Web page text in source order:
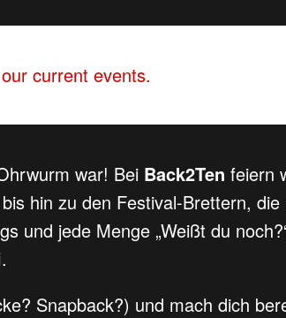
current events.
war! Bei Back2Ten feiern
hin zu den Festival-Brettern,
und jede Menge „Weißt du
.
Snapback?) und mach dich